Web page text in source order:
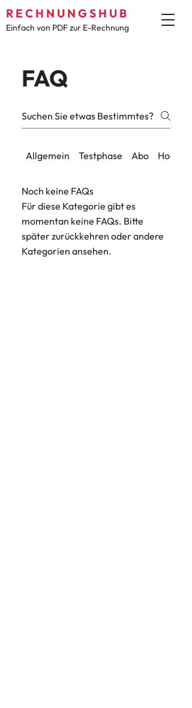
R E C H N U N G S H U B
Einfach von PDF zur E-Rechnung
FAQ
Allgemein Testphase Abo
Noch keine FAQs
Für diese Kategorie gibt es
momentan keine FAQs. Bitte
später zurückkehren oder andere
Kategorien ansehen.